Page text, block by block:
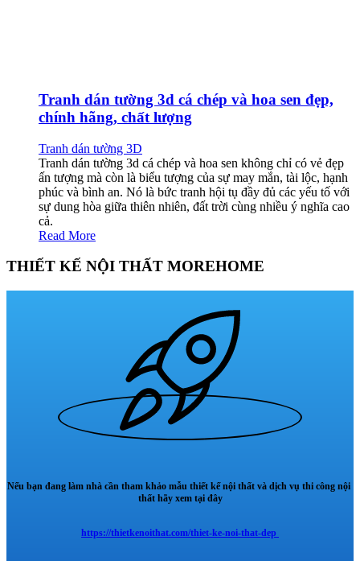
Tranh dán tường 3d cá chép và hoa sen đẹp,
chính hãng, chất lượng
Tranh dán tường 3D
Tranh dán tường 3d cá chép và hoa sen không chỉ có vẻ đẹp
ấn tượng mà còn là biểu tượng của sự may mắn, tài lộc, hạnh
phúc và bình an. Nó là bức tranh hội tụ đầy đủ các yếu tố với
sự dung hòa giữa thiên nhiên, đất trời cùng nhiều ý nghĩa cao
cả.
Read More
THIẾT KẾ NỘI THẤT MOREHOME
Nếu bạn đang làm nhà cần tham khảo mẫu thiết kế nội thất và dịch vụ thi công nội
thất hãy xem tại đây
https://thietkenoithat.com/thiet-ke-noi-that-dep